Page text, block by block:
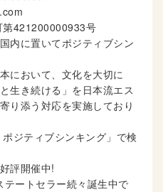
第421200000933号
内に置いてポジティブシン
において、文化を大切に
生き続ける」を日本流エス
り添う対応を実施しており
ジティブシンキング」で検
評開催中!
ートセラー続々誕生中で